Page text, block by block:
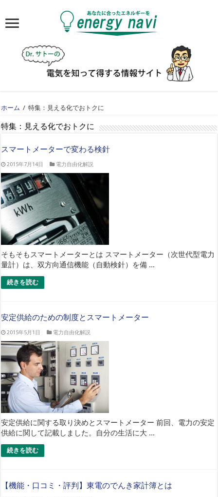
ホーム / 特集：見える化でおトクに
特集：見える化でおトクに
スマートメーターで変わる検針
2015年7月14日 電力自由化解説
そもそもスマートメーターとは スマートメーター（次世代型電力
量計）は、双方向通信機能（自動検針）を備 ...
続きを読む
安定供給のための制度とスマートメーター
2015年5月1日 電力自由化解説
安定供給に関する取り決めとスマートメーター 前回、電力の安定
供給に関して記載しました。自分の生活に大 ...
続きを読む
【機能・口コミ・評判】東電のでんき家計簿とは